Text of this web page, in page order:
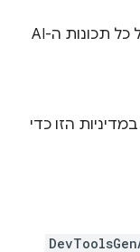
בסביבות Chrome מנוהלות, הזמינות של כל תכונות ה-AI
הזו כדי